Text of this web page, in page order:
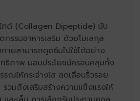
ทด์ (Collagen Dipeptide) นับ
รรมอาหารเสริม ด้วยโมเลกุล
ายสามารถดูดซึมไปใช้ได้อย่าง
ทธิภาพ มอบประโยชน์ครอบคลุมทั้ง
ณให้กระจ่างใส ลดเลือนริ้วรอย
วมถึงเสริมสร้างความแข็งแรงให้